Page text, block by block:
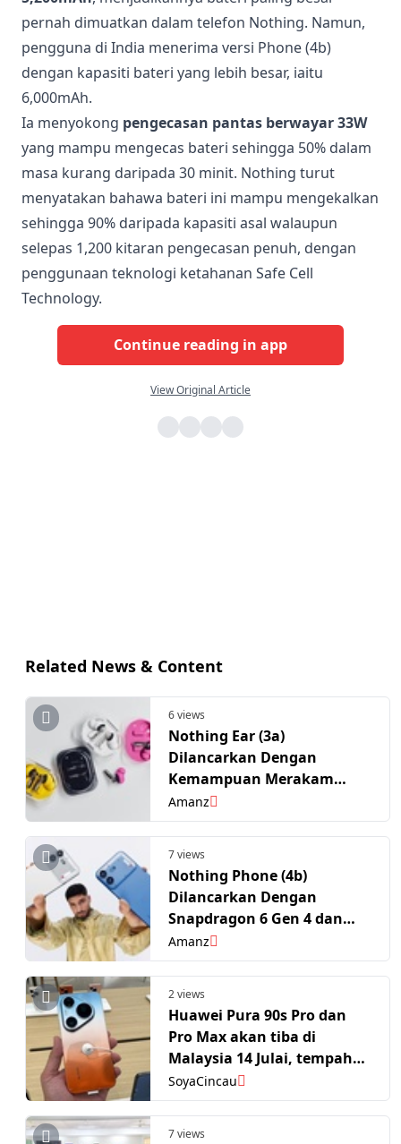
pernah dimuatkan dalam telefon Nothing. Namun,
pengguna di India menerima versi Phone (4b)
dengan kapasiti bateri yang lebih besar, iaitu
6,000mAh.
Ia menyokong pengecasan pantas berwayar 33W
yang mampu mengecas bateri sehingga 50% dalam
masa kurang daripada 30 minit. Nothing turut
menyatakan bahawa bateri ini mampu mengekalkan
sehingga 90% daripada kapasiti asal walaupun
selepas 1,200 kitaran pengecasan penuh, dengan
penggunaan teknologi ketahanan Safe Cell
Technology.
Continue reading in app
View Original Article
Related News & Content
6 views
Nothing Ear (3a)
Dilancarkan Dengan
Kemampuan Merakam
Panggilan Telefon
Amanz
7 views
Nothing Phone (4b)
Dilancarkan Dengan
Snapdragon 6 Gen 4 dan
Dwikamera
Amanz
2 views
Huawei Pura 90s Pro dan
Pro Max akan tiba di
Malaysia 14 Julai, tempahan
awal sudah dibuka
SoyaCincau
7 views